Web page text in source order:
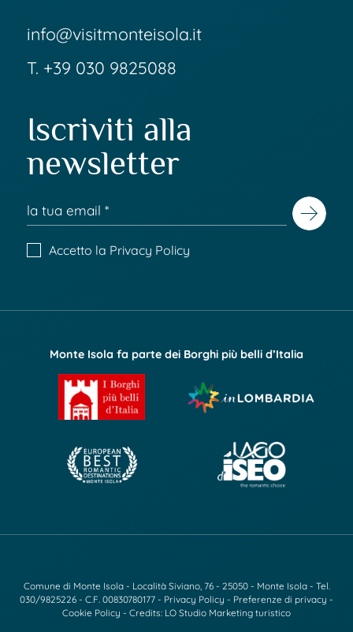
info@visitmonteisola.it
T. +39 030 9825088
Iscriviti alla
newsletter
Accetto la Privacy Policy
Monte Isola fa parte dei Borghi più belli d’Italia
Comune di Monte Isola - Località Siviano, 76 - 25050 - Monte Isola - Tel.
030/9825226 - C.F. 00830780177 - Privacy Policy - Preferenze di privacy -
Cookie Policy - Credits: LO Studio Marketing turistico